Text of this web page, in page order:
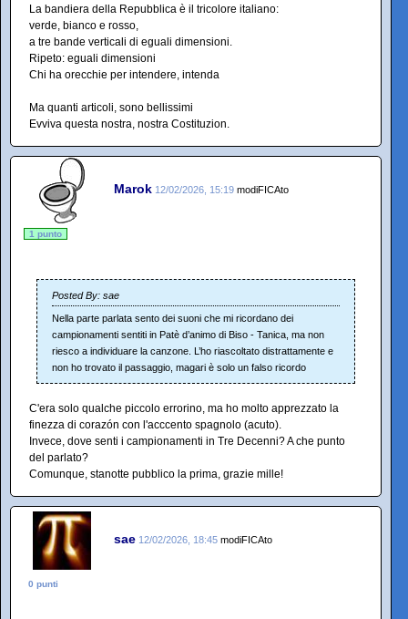
La bandiera della Repubblica è il tricolore italiano:
verde, bianco e rosso,
a tre bande verticali di eguali dimensioni.
Ripeto: eguali dimensioni
Chi ha orecchie per intendere, intenda
Ma quanti articoli, sono bellissimi
Evviva questa nostra, nostra Costituzion.
Marok 12/02/2026, 15:19 modiFICAto
1 punto
Posted By: sae
Nella parte parlata sento dei suoni che mi ricordano dei
campionamenti sentiti in Patè d’animo di Biso - Tanica, ma non
riesco a individuare la canzone. L’ho riascoltato distrattamente e
non ho trovato il passaggio, magari è solo un falso ricordo
C'era solo qualche piccolo errorino, ma ho molto apprezzato la
finezza di corazón con l'acccento spagnolo (acuto).
Invece, dove senti i campionamenti in Tre Decenni? A che punto
del parlato?
Comunque, stanotte pubblico la prima, grazie mille!
sae 12/02/2026, 18:45 modiFICAto
0 punti